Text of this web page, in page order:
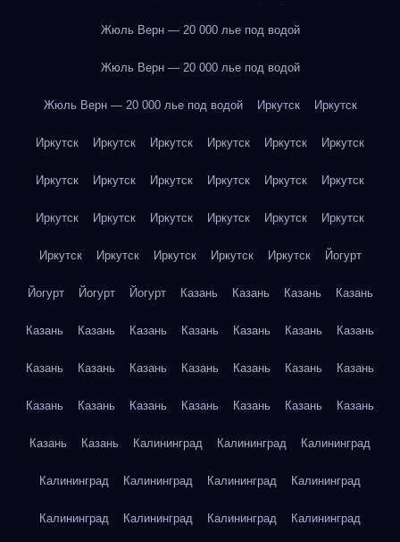
Жюль Верн — 20 000 лье под водой
Жюль Верн — 20 000 лье под водой
Жюль Верн — 20 000 лье под водой Иркутск Иркутск
Иркутск Иркутск Иркутск Иркутск Иркутск Иркутск
Иркутск Иркутск Иркутск Иркутск Иркутск Иркутск
Иркутск Иркутск Иркутск Иркутск Иркутск Иркутск
Иркутск Иркутск Иркутск Иркутск Иркутск Йогурт
Йогурт Йогурт Йогурт Казань Казань Казань Казань
Казань Казань Казань Казань Казань Казань Казань
Казань Казань Казань Казань Казань Казань Казань
Казань Казань Казань Казань Казань Казань Казань
Казань Казань Калининград Калининград Калининград
Калининград Калининград Калининград Калининград
Калининград Калининград Калининград Калининград